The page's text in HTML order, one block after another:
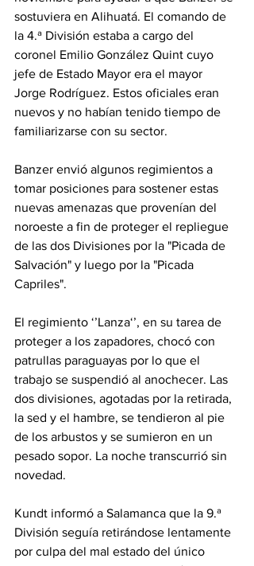
sostuviera en Alihuatá. El comando de
la 4.ª División estaba a cargo del
coronel Emilio González Quint cuyo
jefe de Estado Mayor era el mayor
Jorge Rodríguez. Estos oficiales eran
nuevos y no habían tenido tiempo de
familiarizarse con su sector.
Banzer envió algunos regimientos a
tomar posiciones para sostener estas
nuevas amenazas que provenían del
noroeste a fin de proteger el repliegue
de las dos Divisiones por la "Picada de
Salvación" y luego por la "Picada
Capriles".
El regimiento ‘’Lanza‘’, en su tarea de
proteger a los zapadores, chocó con
patrullas paraguayas por lo que el
trabajo se suspendió al anochecer. Las
dos divisiones, agotadas por la retirada,
la sed y el hambre, se tendieron al pie
de los arbustos y se sumieron en un
pesado sopor. La noche transcurrió sin
novedad.
Kundt informó a Salamanca que la 9.ª
División seguía retirándose lentamente
por culpa del mal estado del único